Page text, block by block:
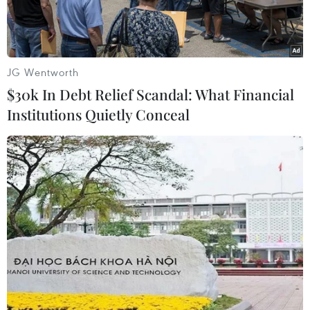
Tổng thống Ecuador Daniel Noboa. (Ảnh: AFP/TTXVN)
Ngày 23/11, doanh nhân Daniel Noboa tuyên thệ
nhậm chức Tổng thống Ecuador trong bối cảnh
quốc gia Nam Mỹ đang gặp nhiều khó khăn
kinh tế và tình trạng bạo lực đường phố và tại
JG Wentworth
$30k In Debt Relief Scandal: What Financial
Institutions Quietly Conceal